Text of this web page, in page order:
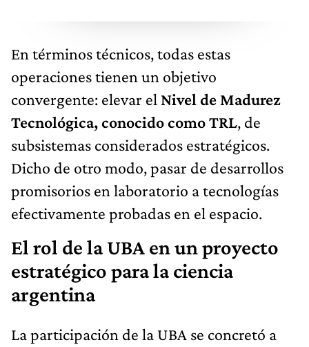
En términos técnicos, todas estas
operaciones tienen un objetivo
convergente: elevar el Nivel de Madurez
Tecnológica, conocido como TRL, de
subsistemas considerados estratégicos.
Dicho de otro modo, pasar de desarrollos
promisorios en laboratorio a tecnologías
efectivamente probadas en el espacio.
El rol de la UBA en un proyecto
estratégico para la ciencia
argentina
La participación de la UBA se concretó a